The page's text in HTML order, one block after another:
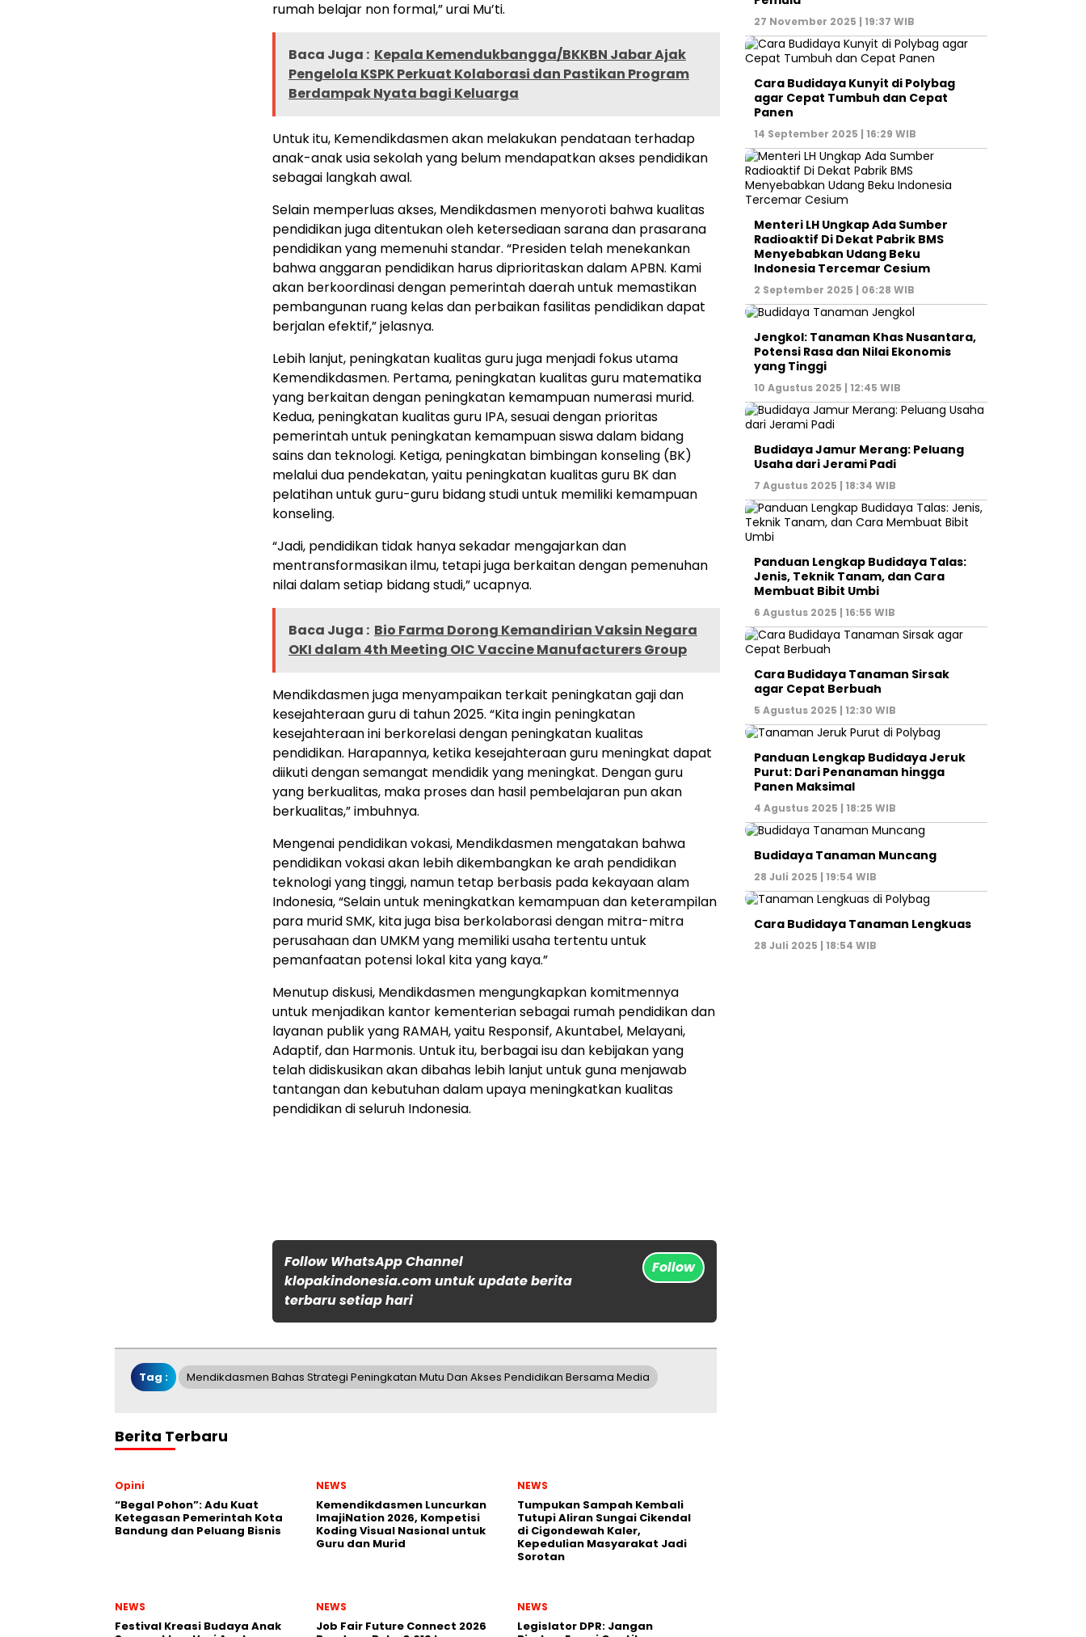
rumah belajar non formal,” urai Mu’ti.
Baca Juga : Kepala Kemendukbangga/BKKBN Jabar Ajak
Pengelola KSPK Perkuat Kolaborasi dan Pastikan Program
Berdampak Nyata bagi Keluarga
Untuk itu, Kemendikdasmen akan melakukan pendataan terhadap
anak-anak usia sekolah yang belum mendapatkan akses pendidikan
sebagai langkah awal.
Selain memperluas akses, Mendikdasmen menyoroti bahwa kualitas
pendidikan juga ditentukan oleh ketersediaan sarana dan prasarana
pendidikan yang memenuhi standar. “Presiden telah menekankan
bahwa anggaran pendidikan harus diprioritaskan dalam APBN. Kami
akan berkoordinasi dengan pemerintah daerah untuk memastikan
pembangunan ruang kelas dan perbaikan fasilitas pendidikan dapat
berjalan efektif,” jelasnya.
Lebih lanjut, peningkatan kualitas guru juga menjadi fokus utama
Kemendikdasmen. Pertama, peningkatan kualitas guru matematika
yang berkaitan dengan peningkatan kemampuan numerasi murid.
Kedua, peningkatan kualitas guru IPA, sesuai dengan prioritas
pemerintah untuk peningkatan kemampuan siswa dalam bidang
sains dan teknologi. Ketiga, peningkatan bimbingan konseling (BK)
melalui dua pendekatan, yaitu peningkatan kualitas guru BK dan
pelatihan untuk guru-guru bidang studi untuk memiliki kemampuan
konseling.
“Jadi, pendidikan tidak hanya sekadar mengajarkan dan
mentransformasikan ilmu, tetapi juga berkaitan dengan pemenuhan
nilai dalam setiap bidang studi,” ucapnya.
Baca Juga : Bio Farma Dorong Kemandirian Vaksin Negara
OKI dalam 4th Meeting OIC Vaccine Manufacturers Group
Mendikdasmen juga menyampaikan terkait peningkatan gaji dan
kesejahteraan guru di tahun 2025. “Kita ingin peningkatan
kesejahteraan ini berkorelasi dengan peningkatan kualitas
pendidikan. Harapannya, ketika kesejahteraan guru meningkat dapat
diikuti dengan semangat mendidik yang meningkat. Dengan guru
yang berkualitas, maka proses dan hasil pembelajaran pun akan
berkualitas,” imbuhnya.
Mengenai pendidikan vokasi, Mendikdasmen mengatakan bahwa
pendidikan vokasi akan lebih dikembangkan ke arah pendidikan
teknologi yang tinggi, namun tetap berbasis pada kekayaan alam
Indonesia, “Selain untuk meningkatkan kemampuan dan keterampilan
para murid SMK, kita juga bisa berkolaborasi dengan mitra-mitra
perusahaan dan UMKM yang memiliki usaha tertentu untuk
pemanfaatan potensi lokal kita yang kaya.”
Menutup diskusi, Mendikdasmen mengungkapkan komitmennya
untuk menjadikan kantor kementerian sebagai rumah pendidikan dan
layanan publik yang RAMAH, yaitu Responsif, Akuntabel, Melayani,
Adaptif, dan Harmonis. Untuk itu, berbagai isu dan kebijakan yang
telah didiskusikan akan dibahas lebih lanjut untuk guna menjawab
tantangan dan kebutuhan dalam upaya meningkatkan kualitas
pendidikan di seluruh Indonesia.
Follow WhatsApp Channel
klopakindonesia.com untuk update berita
terbaru setiap hari
Follow
Tag : Mendikdasmen Bahas Strategi Peningkatan Mutu Dan Akses Pendidikan Bersama Media
Berita Terbaru
Opini
“Begal Pohon”: Adu Kuat
Ketegasan Pemerintah Kota
Bandung dan Peluang Bisnis
NEWS
Kemendikdasmen Luncurkan
ImajiNation 2026, Kompetisi
Koding Visual Nasional untuk
Guru dan Murid
NEWS
Tumpukan Sampah Kembali
Tutupi Aliran Sungai Cikendal
di Cigondewah Kaler,
Kepedulian Masyarakat Jadi
Sorotan
NEWS
Festival Kreasi Budaya Anak
NEWS
Job Fair Future Connect 2026
NEWS
Legislator DPR: Jangan
27 November 2025 | 19:37 WIB
Cara Budidaya Kunyit di Polybag
agar Cepat Tumbuh dan Cepat
Panen
14 September 2025 | 16:29 WIB
Menteri LH Ungkap Ada Sumber
Radioaktif Di Dekat Pabrik BMS
Menyebabkan Udang Beku
Indonesia Tercemar Cesium
2 September 2025 | 06:28 WIB
Jengkol: Tanaman Khas Nusantara,
Potensi Rasa dan Nilai Ekonomis
yang Tinggi
10 Agustus 2025 | 12:45 WIB
Budidaya Jamur Merang: Peluang
Usaha dari Jerami Padi
7 Agustus 2025 | 18:34 WIB
Panduan Lengkap Budidaya Talas:
Jenis, Teknik Tanam, dan Cara
Membuat Bibit Umbi
6 Agustus 2025 | 16:55 WIB
Cara Budidaya Tanaman Sirsak
agar Cepat Berbuah
5 Agustus 2025 | 12:30 WIB
Panduan Lengkap Budidaya Jeruk
Purut: Dari Penanaman hingga
Panen Maksimal
4 Agustus 2025 | 18:25 WIB
Budidaya Tanaman Muncang
28 Juli 2025 | 19:54 WIB
Cara Budidaya Tanaman Lengkuas
28 Juli 2025 | 18:54 WIB